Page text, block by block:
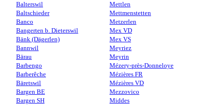
Balterswil
Baltschieder
Banco
Bangerten b. Dieterswil
Bänk (Dägerlen)
Bannwil
Bärau
Barbengo
Barberêche
Bäretswil
Bargen BE
Bargen SH
Mettlen
Mettmenstetten
Metzerlen
Mex VD
Mex VS
Meyriez
Meyrin
Mézery-près-Donneloye
Mézières FR
Mézières VD
Mezzovico
Middes